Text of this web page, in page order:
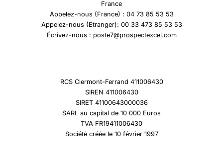
France
Appelez-nous (France) : 04 73 85 53 53
Appelez-nous (Etranger): 00 33 473 85 53 53
Écrivez-nous : poste7@prospectexcel.com
RCS Clermont-Ferrand 411006430
SIREN 411006430
SIRET 41100643000036
SARL au capital de 10 000 Euros
TVA FR19411006430
Société créée le 10 février 1997